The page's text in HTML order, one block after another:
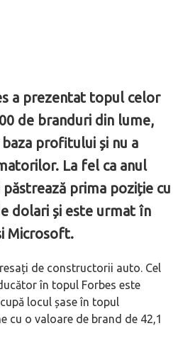
a prezentat topul celor
de branduri din lume,
profitului și nu a
La fel ca anul
prima poziție cu
dolari și este urmat în
Microsoft.
de constructorii auto. Cel
în topul Forbes este
locul șase în topul
cu o valoare de brand de 42,1